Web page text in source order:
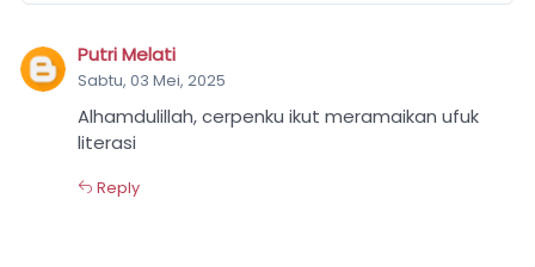
Putri Melati
Sabtu, 03 Mei, 2025
Alhamdulillah, cerpenku ikut meramaikan ufuk
literasi
Reply